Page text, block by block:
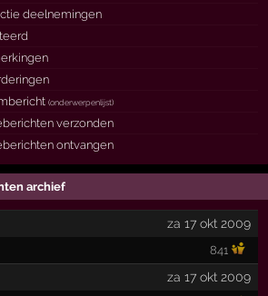
deelnemingen
(onderwerpenlijst)
verzonden
ontvangen
archief
za 17 okt 2009
841
za 17 okt 2009